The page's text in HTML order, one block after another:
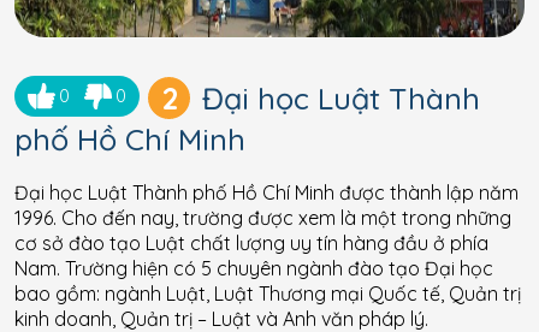
0 0 2
Đại học Luật Thành
phố Hồ Chí Minh
Đại học Luật Thành phố Hồ Chí Minh được thành lập năm
1996. Cho đến nay, trường được xem là một trong những
cơ sở đào tạo Luật chất lượng uy tín hàng đầu ở phía
Nam. Trường hiện có 5 chuyên ngành đào tạo Đại học
bao gồm: ngành Luật, Luật Thương mại Quốc tế, Quản trị
kinh doanh, Quản trị – Luật và Anh văn pháp lý.